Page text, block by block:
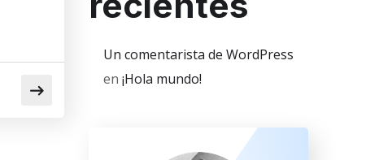
Un comentarista de WordPress
en ¡Hola mundo!